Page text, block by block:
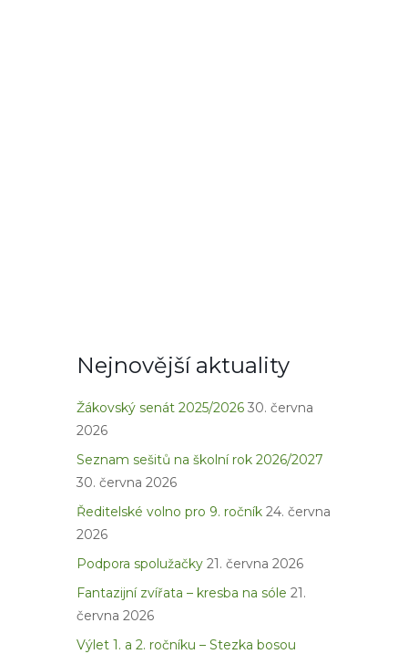
Nejnovější aktuality
Žákovský senát 2025/2026 30. června
2026
Seznam sešitů na školní rok 2026/2027
30. června 2026
Ředitelské volno pro 9. ročník 24. června
2026
Podpora spolužačky 21. června 2026
Fantazijní zvířata – kresba na sóle 21.
června 2026
Výlet 1. a 2. ročníku – Stezka bosou